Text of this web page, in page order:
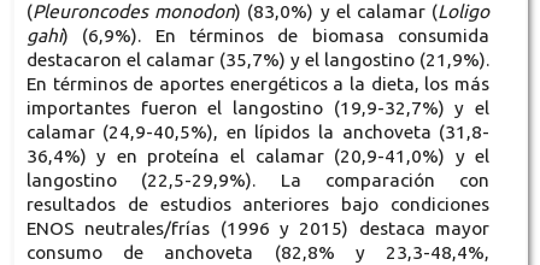
(Pleuroncodes monodon) (83,0%) y el calamar (Loligo
gahi) (6,9%). En términos de biomasa consumida
destacaron el calamar (35,7%) y el langostino (21,9%).
En términos de aportes energéticos a la dieta, los más
importantes fueron el langostino (19,9-32,7%) y el
calamar (24,9-40,5%), en lípidos la anchoveta (31,8-
36,4%) y en proteína el calamar (20,9-41,0%) y el
langostino (22,5-29,9%). La comparación con
resultados de estudios anteriores bajo condiciones
ENOS neutrales/frías (1996 y 2015) destaca mayor
consumo de anchoveta (82,8% y 23,3-48,4%,